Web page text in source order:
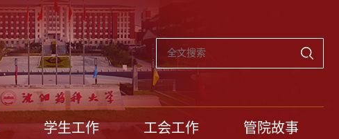
学生工作 工会工作 管院故事